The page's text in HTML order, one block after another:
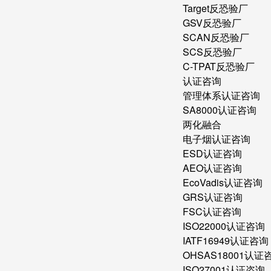
Target反恐验厂
GSV反恐验厂
SCAN反恐验厂
SCS反恐验厂
C-TPAT反恐验厂
认证咨询
管理体系认证咨询
SA8000认证咨询
两化融合
电子烟认证咨询
ESD认证咨询
AEO认证咨询
EcoVadis认证咨询
GRS认证咨询
FSC认证咨询
ISO22000认证咨询
IATF16949认证咨询
OHSAS18001认证